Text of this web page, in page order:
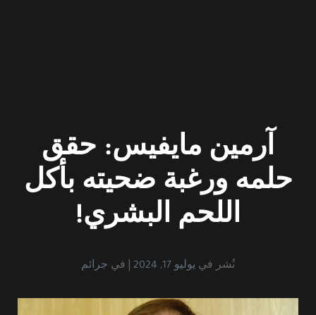
آرمين مايفيس: حقق
حلمه ورغبة ضحيته بأكل
اللحم البشري!
نُشر في يوليو 17, 2024 في جرائم